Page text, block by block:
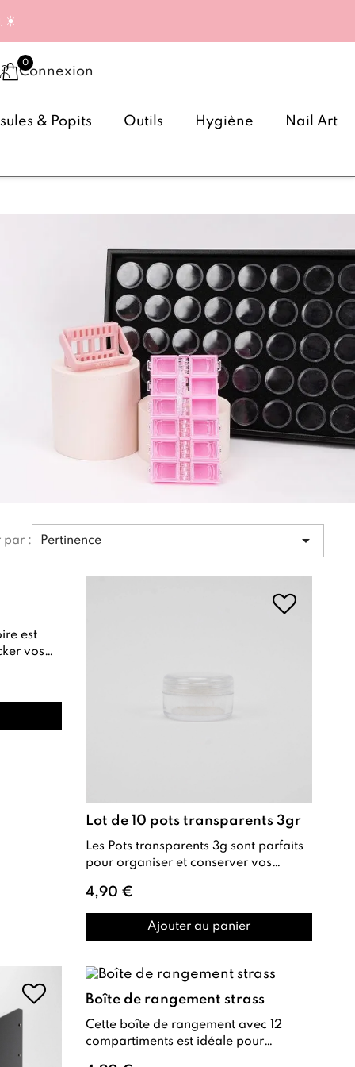
☀️
Connexion
& Popits Outils Hygiène Nail Art
par : Pertinence 
vos
Lot de 10 pots transparents 3gr
Les Pots transparents 3g sont parfaits
pour organiser et conserver vos
paillet...
4,90 €
Ajouter au panier
Boîte de rangement strass
Cette boîte de rangement avec 12
compartiments est idéale pour